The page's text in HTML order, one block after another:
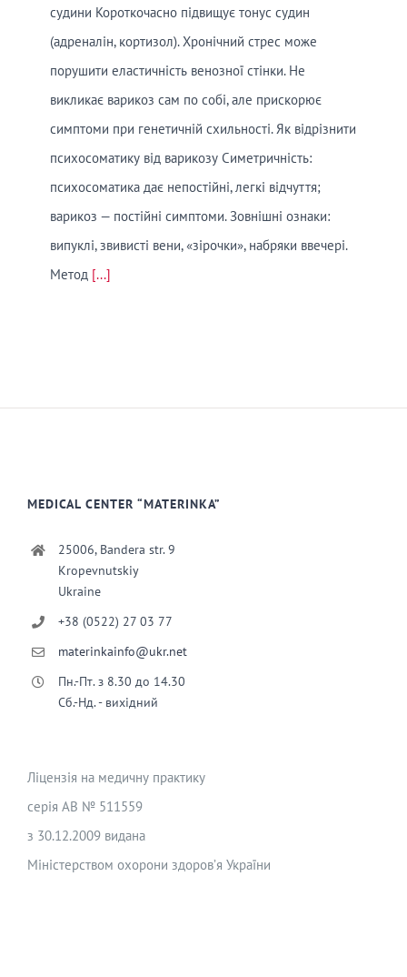
судини Короткочасно підвищує тонус судин
(адреналін, кортизол). Хронічний стрес може
порушити еластичність венозної стінки. Не
викликає варикоз сам по собі, але прискорює
симптоми при генетичній схильності. Як відрізнити
психосоматику від варикозу Симетричність:
психосоматика дає непостійні, легкі відчуття;
варикоз — постійні симптоми. Зовнішні ознаки:
випуклі, звивисті вени, «зірочки», набряки ввечері.
Метод [...]
MEDICAL CENTER “MATERINKA”
25006, Bandera str. 9
Kropevnutskiy
Ukraine
+38 (0522) 27 03 77
materinkainfo@ukr.net
Пн.-Пт. з 8.30 до 14.30
Сб.-Нд. - вихідний
Ліцензія на медичну практику
серія АВ № 511559
з 30.12.2009 видана
Міністерством охорони здоров’я України